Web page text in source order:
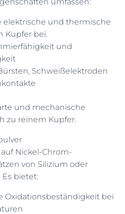
elektrische und thermische
Kupfer bei.
und
Schweißelektroden
und mechanische
zu reinem Kupfer.
Nickel-Chrom-
von Silizium oder
Es bietet:
Oxidationsbeständigkeit bei